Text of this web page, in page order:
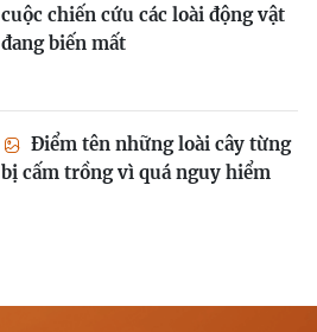
cuộc chiến cứu các loài động vật
đang biến mất
Điểm tên những loài cây từng
bị cấm trồng vì quá nguy hiểm